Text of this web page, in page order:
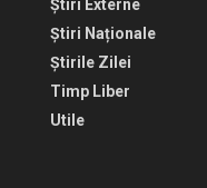
Știri Externe
Știri Naționale
Știrile Zilei
Timp Liber
Utile